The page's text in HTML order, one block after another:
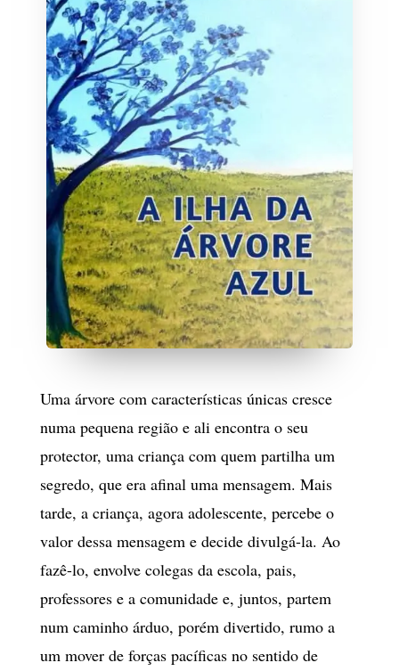
Uma árvore com características únicas cresce
numa pequena região e ali encontra o seu
protector, uma criança com quem partilha um
segredo, que era afinal uma mensagem. Mais
tarde, a criança, agora adolescente, percebe o
valor dessa mensagem e decide divulgá-la. Ao
fazê-lo, envolve colegas da escola, pais,
professores e a comunidade e, juntos, partem
num caminho árduo, porém divertido, rumo a
um mover de forças pacíficas no sentido de